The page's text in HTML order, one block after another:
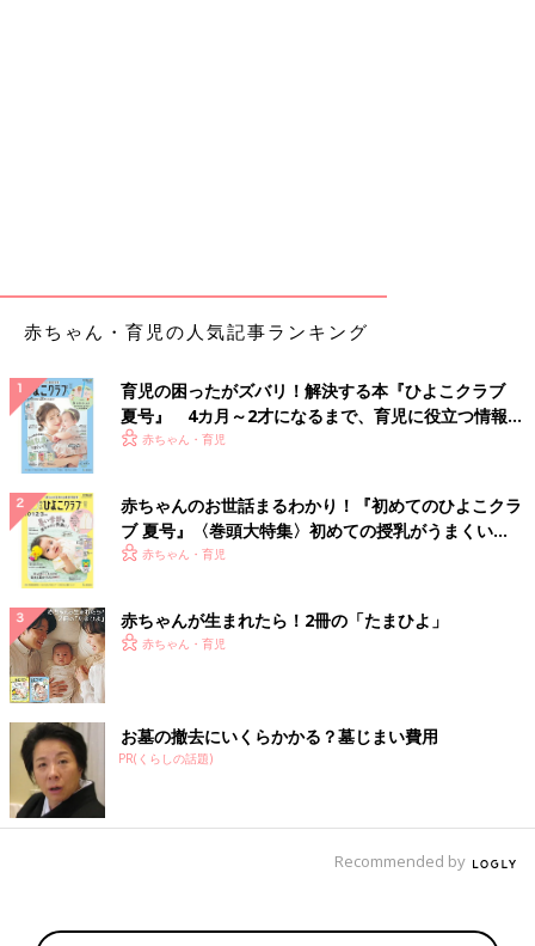
赤ちゃん・育児の人気記事ランキング
育児の困ったがズバリ！解決する本『ひよこクラブ
夏号』 4カ月～2才になるまで、育児に役立つ情報が
いっぱい！
赤ちゃん・育児
赤ちゃんのお世話まるわかり！『初めてのひよこクラ
ブ 夏号』〈巻頭大特集〉初めての授乳がうまくい
く！ おっぱい・ミルクの基本と夏のトラブル 解決テ
赤ちゃん・育児
赤ちゃんが生まれたら！2冊の「たまひよ」
赤ちゃん・育児
お墓の撤去にいくらかかる？墓じまい費用
PR(くらしの話題)
Recommended by